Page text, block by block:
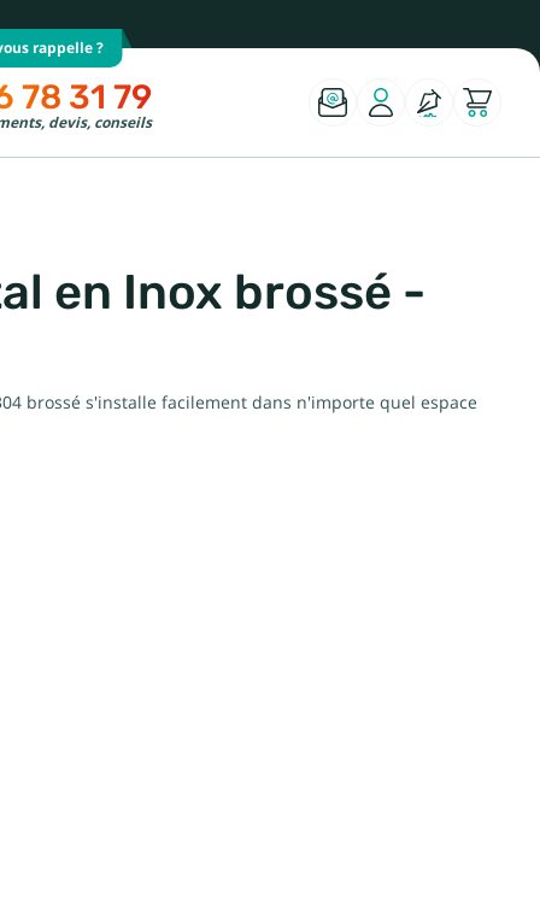
rappelle ?
78 31 79
devis, conseils
en Inox brossé -
brossé s'installe facilement dans n'importe quel espace